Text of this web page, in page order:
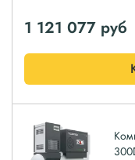
1 121 077 руб